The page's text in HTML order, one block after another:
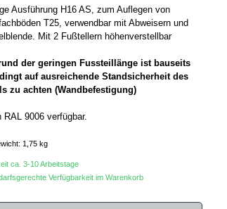
Ausführung H16 AS, zum Auflegen von
T25, verwendbar mit Abweisern und
Mit 2 Fußtellern höhenverstellbar
der geringen Fussteillänge ist bauseits
auf ausreichende Standsicherheit des
zu achten (Wandbefestigung)
RAL 9006 verfügbar.
1,75 kg
ca. 3-10 Arbeitstage
Verfügbarkeit im Warenkorb